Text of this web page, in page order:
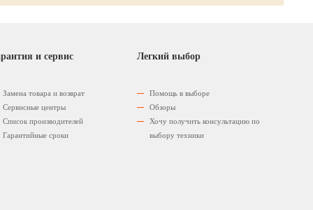
и сервис
Замена товара и возврат
Сервисные центры
Список производителей
Гарантийные сроки
Легкий выбор
Помощь в выборе
Обзоры
Хочу получить консультацию по
выбору техники